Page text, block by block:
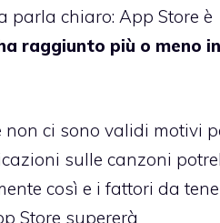
parla chiaro: App Store è
raggiunto più o meno
non ci sono validi motivi
sulle canzoni
così e i fattori da
Store supererà